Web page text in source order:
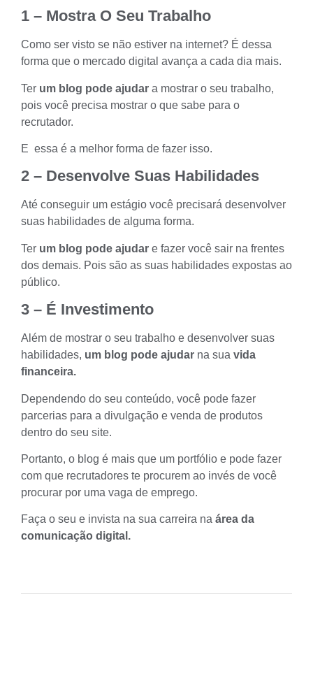
1 – Mostra O Seu Trabalho
Como ser visto se não estiver na internet? É dessa
forma que o mercado digital avança a cada dia mais.
Ter um blog pode ajudar a mostrar o seu trabalho,
pois você precisa mostrar o que sabe para o
recrutador.
E essa é a melhor forma de fazer isso.
2 – Desenvolve Suas Habilidades
Até conseguir um estágio você precisará desenvolver
suas habilidades de alguma forma.
Ter um blog pode ajudar e fazer você sair na frentes
dos demais. Pois são as suas habilidades expostas ao
público.
3 – É Investimento
Além de mostrar o seu trabalho e desenvolver suas
habilidades, um blog pode ajudar na sua vida
financeira.
Dependendo do seu conteúdo, você pode fazer
parcerias para a divulgação e venda de produtos
dentro do seu site.
Portanto, o blog é mais que um portfólio e pode fazer
com que recrutadores te procurem ao invés de você
procurar por uma vaga de emprego.
Faça o seu e invista na sua carreira na área da
comunicação digital.